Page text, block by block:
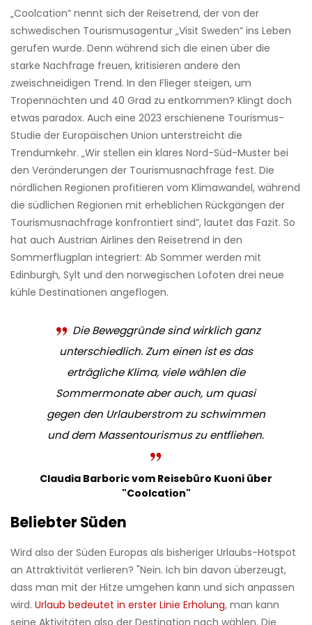
„Coolcation” nennt sich der Reisetrend, der von der
schwedischen Tourismusagentur „Visit Sweden” ins Leben
gerufen wurde. Denn während sich die einen über die
starke Nachfrage freuen, kritisieren andere den
zweischneidigen Trend. In den Flieger steigen, um
Tropennächten und 40 Grad zu entkommen? Klingt doch
etwas paradox. Auch eine 2023 erschienene Tourismus-
Studie der Europäischen Union unterstreicht die
Trendumkehr. „Wir stellen ein klares Nord-Süd-Muster bei
den Veränderungen der Tourismusnachfrage fest. Die
nördlichen Regionen profitieren vom Klimawandel, während
die südlichen Regionen mit erheblichen Rückgängen der
Tourismusnachfrage konfrontiert sind”, lautet das Fazit. So
hat auch Austrian Airlines den Reisetrend in den
Sommerflugplan integriert: Ab Sommer werden mit
Edinburgh, Sylt und den norwegischen Lofoten drei neue
kühle Destinationen angeflogen.
Die Beweggründe sind wirklich ganz
unterschiedlich. Zum einen ist es das
erträgliche Klima, viele wählen die
Sommermonate aber auch, um quasi
gegen den Urlauberstrom zu schwimmen
und dem Massentourismus zu entfliehen.
Claudia Barboric vom Reisebüro Kuoni über
"Coolcation"
Beliebter Süden
Wird also der Süden Europas als bisheriger Urlaubs-Hotspot
an Attraktivität verlieren? "Nein. Ich bin davon überzeugt,
dass man mit der Hitze umgehen kann und sich anpassen
wird. Urlaub bedeutet in erster Linie Erholung, man kann